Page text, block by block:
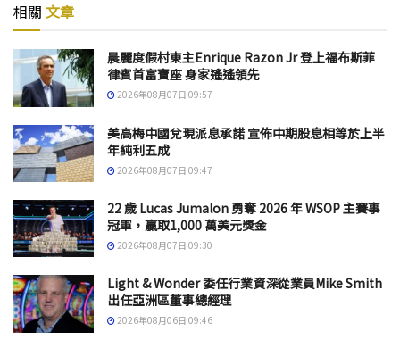
相關 文章
晨麗度假村東主Enrique Razon Jr 登上福布斯菲
律賓首富寶座 身家遙遙領先
2026年08月07日 09:57
美高梅中國兌現派息承諾 宣佈中期股息相等於上半
年純利五成
2026年08月07日 09:47
22 歲 Lucas Jumalon 勇奪 2026 年 WSOP 主賽事
冠軍，贏取1,000 萬美元獎金
2026年08月07日 09:30
Light & Wonder 委任行業資深從業員Mike Smith
出任亞洲區董事總經理
2026年08月06日 09:46